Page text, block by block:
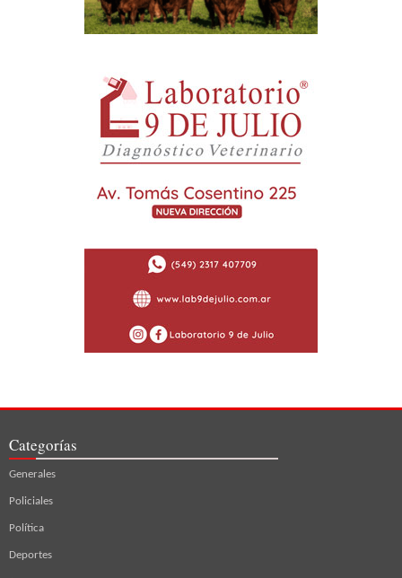
Categorías
Generales
Policiales
Política
Deportes